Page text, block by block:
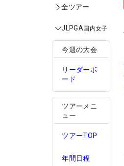
全ツアー
JLPGA国内女子
今週の大会
リーダーボ
ード
ツアーメニ
ュー
ツアーTOP
年間日程